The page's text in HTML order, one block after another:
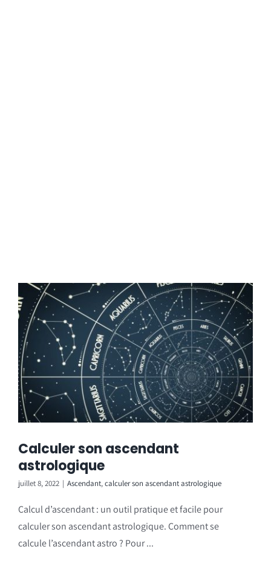
Calculer son ascendant
astrologique
juillet 8, 2022 | Ascendant,calculer son ascendant astrologique
Calcul d’ascendant : un outil pratique et facile pour
calculer son ascendant astrologique. Comment se
calcule l’ascendant astro ? Pour ...